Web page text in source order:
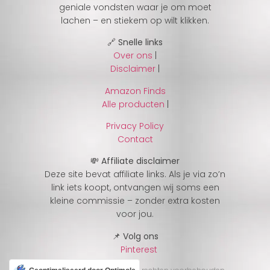
geniale vondsten waar je om moet
lachen – en stiekem op wilt klikken.
🔗 Snelle links
Over ons
Disclaimer
Amazon Finds
Alle producten |
Privacy Policy
Contact
💸 Affiliate disclaimer
Deze site bevat affiliate links. Als je via zo’n
link iets koopt, ontvangen wij soms een
kleine commissie – zonder extra kosten
voor jou.
📌 Volg ons
Pinterest